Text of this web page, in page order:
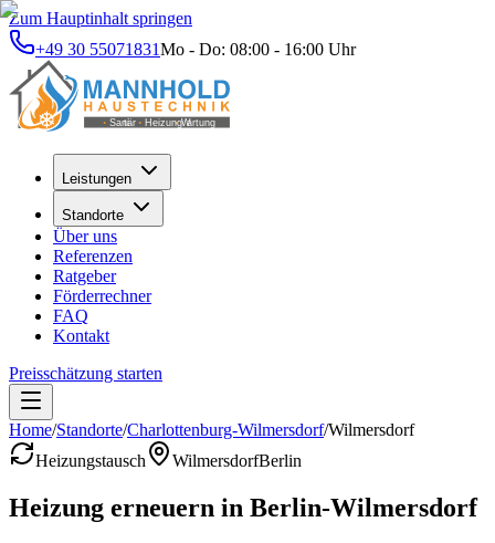
Zum Hauptinhalt springen
+49 30 55071831Mo - Do: 08:00 - 16:00 Uhr
Leistungen
Standorte
Über uns
Referenzen
Ratgeber
Förderrechner
FAQ
Kontakt
Preisschätzung starten
Home/Standorte/Charlottenburg-Wilmersdorf/Wilmersdorf
Heizungstausch
WilmersdorfBerlin
Heizung erneuern in Berlin-Wilmersdorf